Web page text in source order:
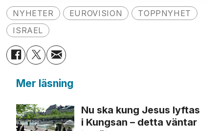
NYHETER EUROVISION
TOPPNYHET
ISRAEL
Mer läsning
Nu ska kung Jesus lyftas
i Kungsan – detta väntar